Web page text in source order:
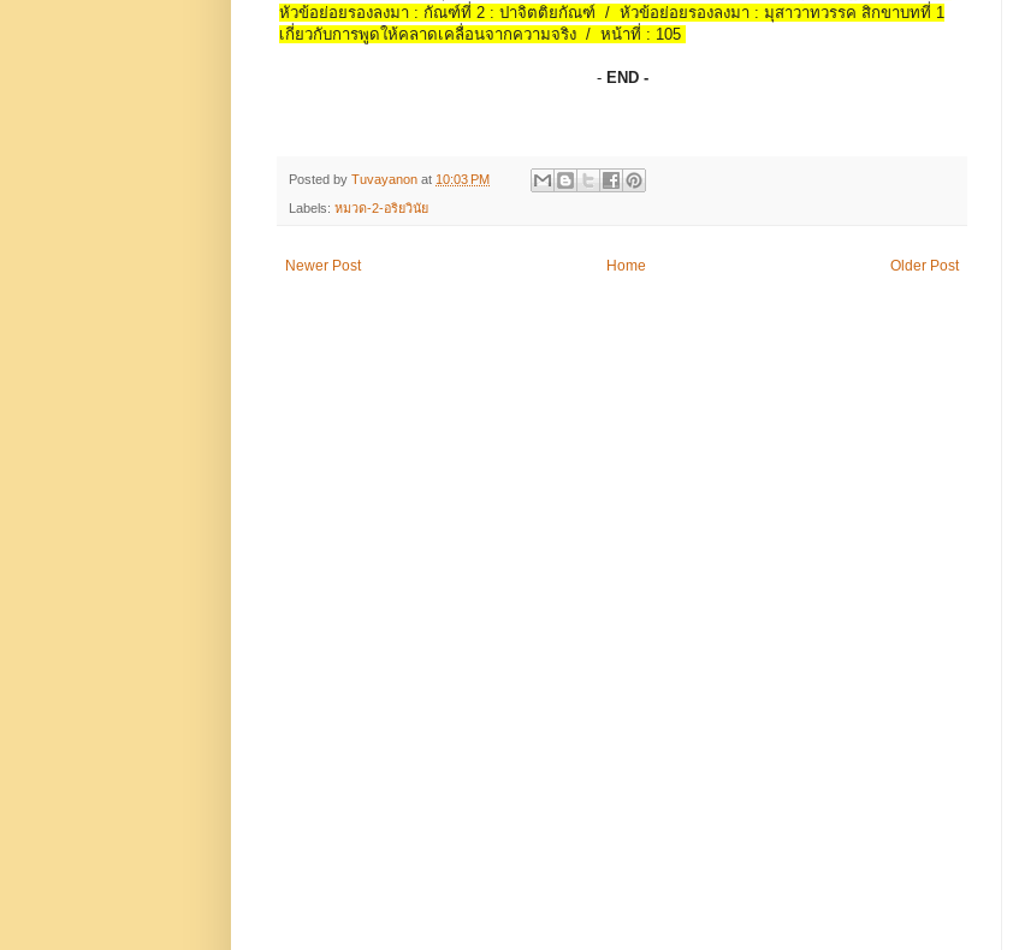
หัวข้อย่อยรองลงมา : กัณฑ์ที่ 2 : ปาจิตติยกัณฑ์ / หัวข้อย่อยรองลงมา : มุสาวาทวรรค สิกขาบทที่ 1
เกี่ยวกับการพูดให้คลาดเคลื่อนจากความจริง / หน้าที่ : 105
-END -
Posted by Tuvayanon at 10:03 PM
Labels: หมวด-2-อริยวินัย
Newer Post Older Post
Home